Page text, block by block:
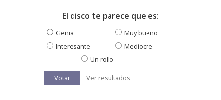
El disco te parece que es:
Genial
Muy bueno
Interesante
Mediocre
Un rollo
Votar Ver resultados